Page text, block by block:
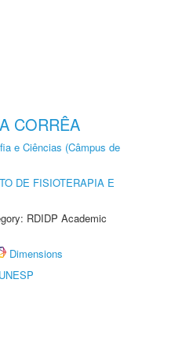
CORRÊA
e Ciências (Câmpus de
DE FISIOTERAPIA E
RDIDP Academic
Dimensions